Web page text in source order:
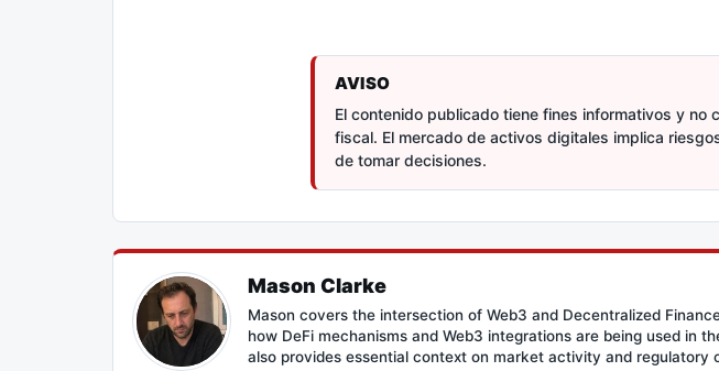
AVISO
El contenido publicado tiene fines informativos y no
fiscal. El mercado de activos digitales implica
de tomar decisiones.
Mason Clarke
Mason covers the intersection of Web3 and Decentralized
how DeFi mechanisms and Web3 integrations are being used in
also provides essential context on market activity and regulatory